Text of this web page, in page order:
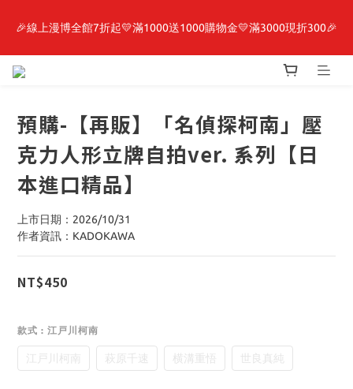
最新開賣🔥「全知讀者視角」 周邊商品
🎉線上漫博全館7折起💛滿1000送1000購物金💛滿3000現折300🎉
【抽籤堂】 影之強者、你又被殺了呢，偵探大人、約會大作戰、
最新開賣🔥「全知讀者視角」 周邊商品
預購-【再販】「名偵探柯南」壓
克力人形立牌自拍ver. 系列【日
本進口精品】
上市日期：2026/10/31
作者資訊：KADOKAWA
NT$450
款式 : 江戸川柯南
江戸川柯南 萩原千速 横溝重悟 世良真純